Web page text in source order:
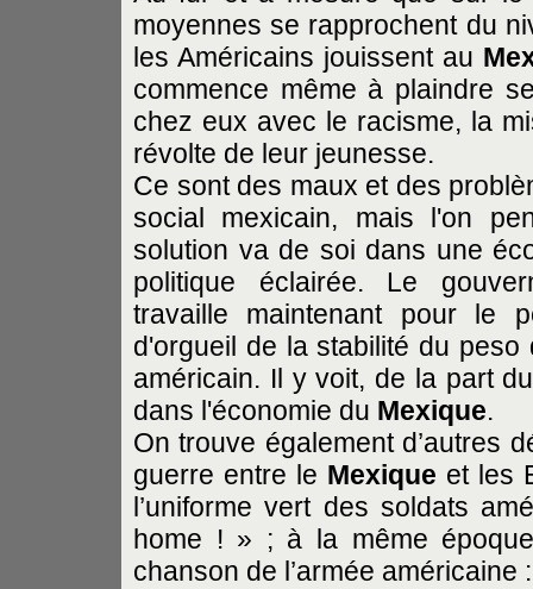
moyennes se rapprochent du
les Américains jouissent au
commence même à plaindre
chez eux avec le racisme, la
révolte de leur jeunesse.
Ce sont des maux et des
social mexicain, mais l'on
solution va de soi dans une
politique éclairée. Le
travaille maintenant pour le
d'orgueil de la stabilité du
américain. Il y voit, de la part
dans l'économie du Mexique.
On trouve également d’autres
guerre entre le Mexique et les
l’uniforme vert des soldats
home ! » ; à la même
chanson de l’armée